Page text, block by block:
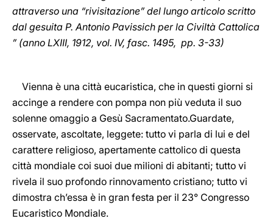
attraverso una “rivisitazione” del lungo articolo scritto
dal gesuita P. Antonio Pavissich per la Civiltà Cattolica
” (anno LXIII, 1912, vol. IV, fasc. 1495, pp. 3-33)
Vienna è una città eucaristica, che in questi giorni si
accinge a rendere con pompa non più veduta il suo
solenne omaggio a Gesù Sacramentato.Guardate,
osservate, ascoltate, leggete: tutto vi parla di lui e del
carattere religioso, apertamente cattolico di questa
città mondiale coi suoi due milioni di abitanti; tutto vi
rivela il suo profondo rinnovamento cristiano; tutto vi
dimostra ch’essa è in gran festa per il 23° Congresso
Eucaristico Mondiale.